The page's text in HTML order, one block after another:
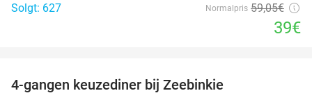
Solgt: 627
Normalpris 59,05€
39€
4-gangen keuzediner bij Zeebinkie